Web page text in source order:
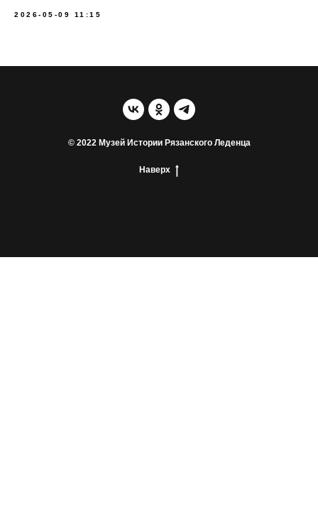
2026-05-09 11:15
© 2022 Музей Истории Рязанского Леденца
Наверх